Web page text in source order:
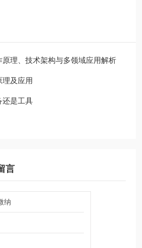
理、技术架构与多领域应用解析
理及应用
还是工具
言
纳